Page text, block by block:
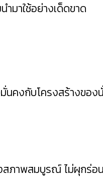
มาใช้อย่างเด็ดขาด
นคงกับโครงสร้างของ
สภาพสมบูรณ์ ไม่ผุกร่อ